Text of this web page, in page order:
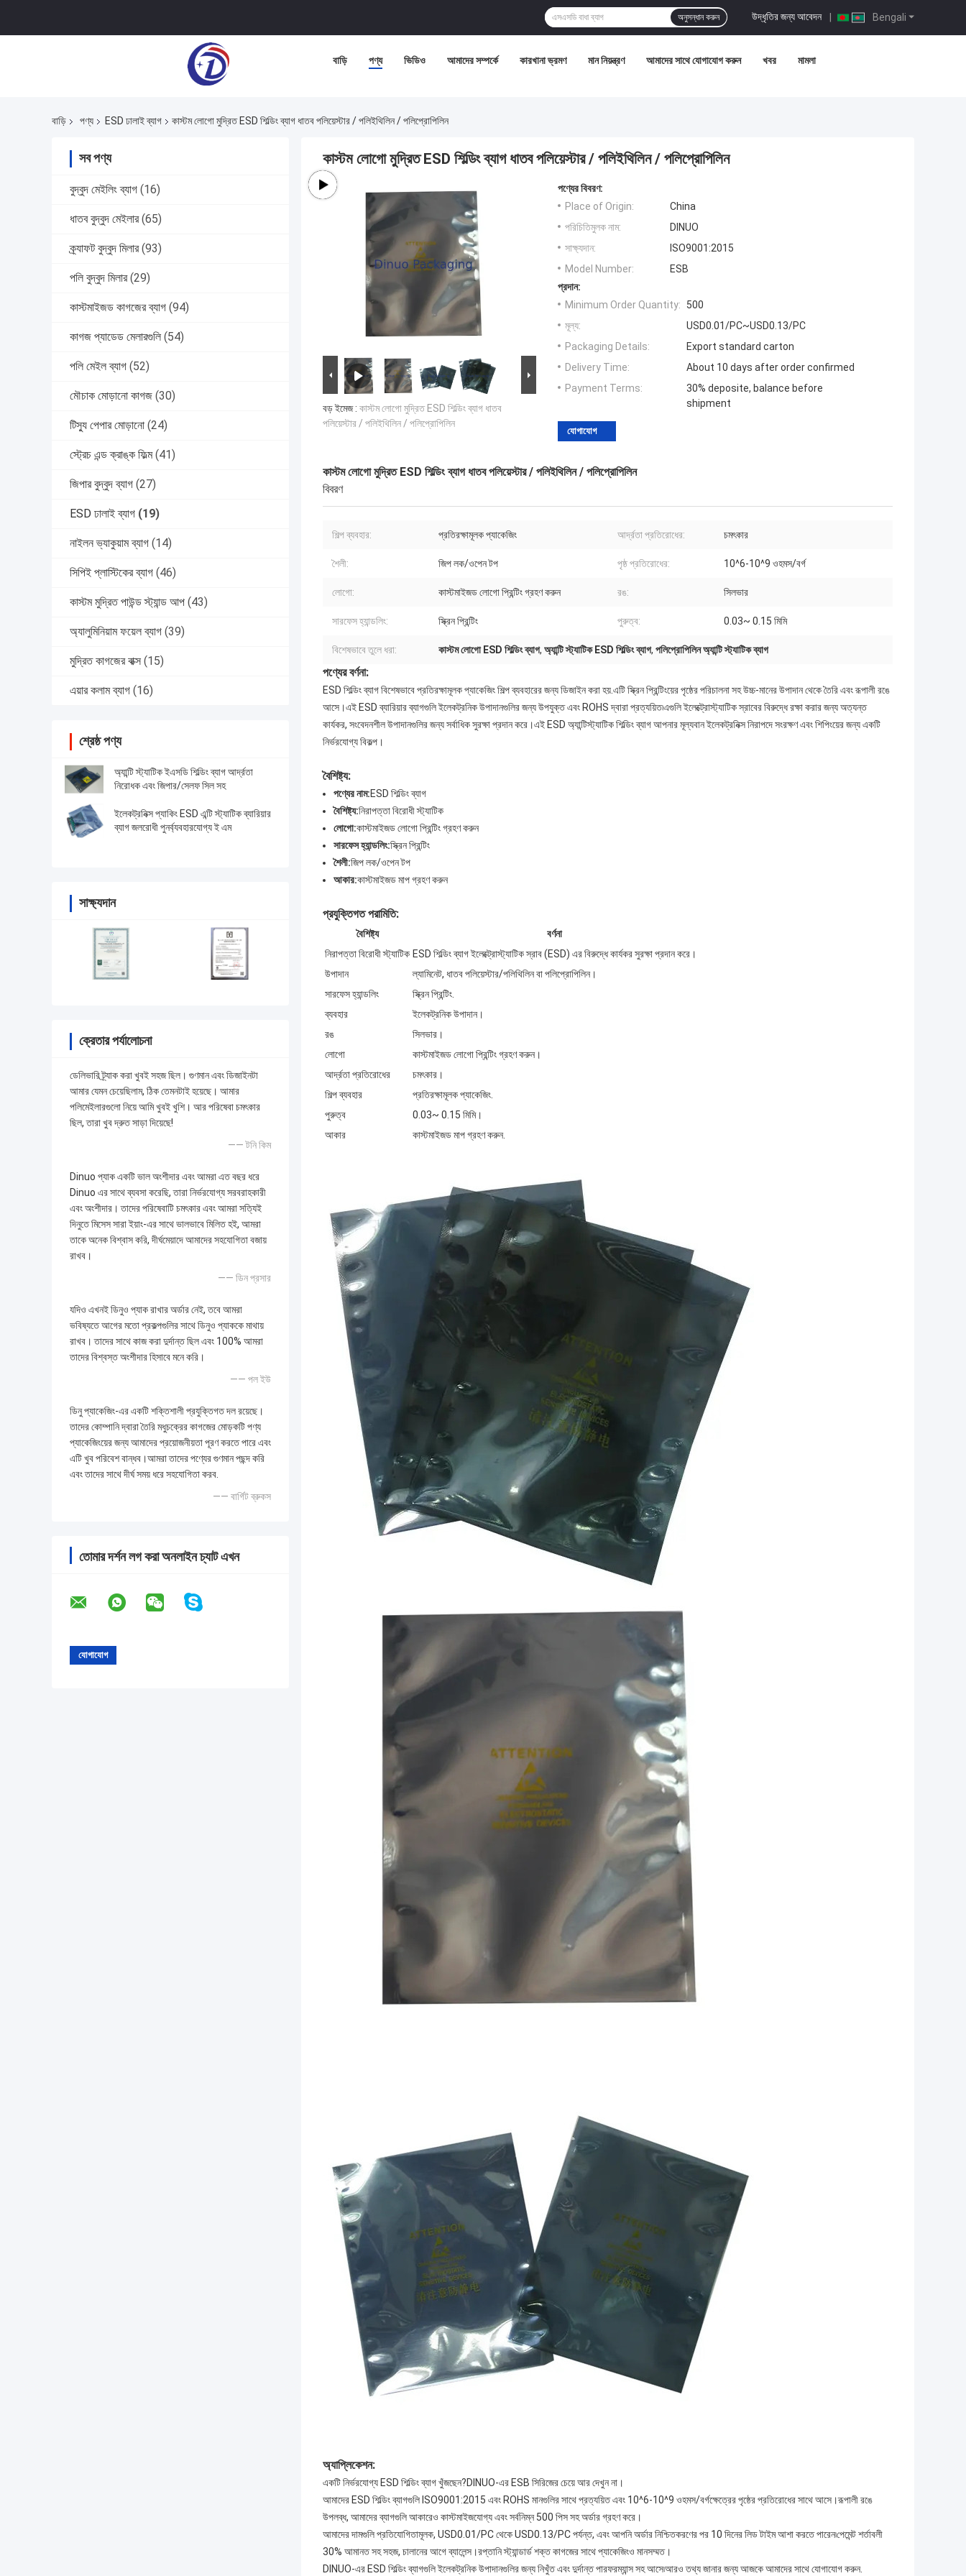
Bengali
উদ্ধৃতির জন্য আবেদন |
অনুসন্ধান করুন
বাড়ি পণ্য ভিডিও আমাদের সম্পর্কে কারখানা ভ্রমণ মান নিয়ন্ত্রণ আমাদের সাথে যোগাযোগ করুন খবর মামলা
বাড়ি পণ্য ESD ঢালাই ব্যাগ কাস্টম লোগো মুদ্রিত ESD শিল্ডিং ব্যাগ ধাতব পলিয়েস্টার / পলিইথিলিন / পলিপ্রোপিলিন
সব পণ্য
বুদ্বুদ মেইলিং ব্যাগ (16)
ধাতব বুদ্বুদ মেইলার (65)
ক্র্যাফট বুদ্বুদ মিলার (93)
পলি বুদ্বুদ মিলার (29)
কাস্টমাইজড কাগজের ব্যাগ (94)
কাগজ প্যাডেড মেলারগুলি (54)
পলি মেইল ​​ব্যাগ (52)
মৌচাক মোড়ানো কাগজ (30)
টিস্যু পেপার মোড়ানো (24)
স্ট্রেচ এন্ড ক্রাঙ্ক ফিল্ম (41)
জিপার বুদ্বুদ ব্যাগ (27)
ESD ঢালাই ব্যাগ (19)
নাইলন ভ্যাকুয়াম ব্যাগ (14)
সিপিই প্লাস্টিকের ব্যাগ (46)
কাস্টম মুদ্রিত পাউন্ড স্ট্যান্ড আপ (43)
অ্যালুমিনিয়াম ফয়েল ব্যাগ (39)
মুদ্রিত কাগজের বাক্স (15)
এয়ার কলাম ব্যাগ (16)
শ্রেষ্ঠ পণ্য
অ্যান্টি স্ট্যাটিক ইএসডি শিল্ডিং ব্যাগ আর্দ্রতা
নিরোধক এবং জিপার/সেলফ সিল সহ
ইলেকট্রনিক্স প্যাকিং ESD এন্টি স্ট্যাটিক ব্যারিয়ার
ব্যাগ জলরোধী পুনর্ব্যবহারযোগ্য ই এম
সাক্ষ্যদান
ক্রেতার পর্যালোচনা
ডেলিভারি ট্র্যাক করা খুবই সহজ ছিল। গুণমান এবং ডিজাইনটা
আমার যেমন চেয়েছিলাম, ঠিক তেমনটাই হয়েছে। আমার
পলিমেইলারগুলো নিয়ে আমি খুবই খুশি। আর পরিষেবা চমৎকার
ছিল, তারা খুব দ্রুত সাড়া দিয়েছে!
—— টনি কিম
Dinuo প্যাক একটি ভাল অংশীদার এবং আমরা এত বছর ধরে
Dinuo এর সাথে ব্যবসা করেছি, তারা নির্ভরযোগ্য সরবরাহকারী
এবং অংশীদার। তাদের পরিষেবাটি চমৎকার এবং আমরা সত্যিই
দিনুতে মিসেস সারা ইয়াং-এর সাথে ভালভাবে মিলিত হই, আমরা
তাকে অনেক বিশ্বাস করি, দীর্ঘমেয়াদে আমাদের সহযোগিতা বজায়
রাখব।
—— ডিন প্রসার
যদিও এখনই ডিনুও প্যাক রাখার অর্ডার নেই, তবে আমরা
ভবিষ্যতে আগের মতো প্রকল্পগুলির সাথে ডিনুও প্যাককে মাথায়
রাখব। তাদের সাথে কাজ করা দুর্দান্ত ছিল এবং 100% আমরা
তাদের বিশ্বস্ত অংশীদার হিসাবে মনে করি।
—— পল ইউ
ডিনু প্যাকেজিং-এর একটি শক্তিশালী প্রযুক্তিগত দল রয়েছে।
তাদের কোম্পানি দ্বারা তৈরি মধুচক্রের কাগজের মোড়কটি পণ্য
প্যাকেজিংয়ের জন্য আমাদের প্রয়োজনীয়তা পূরণ করতে পারে এবং
এটি খুব পরিবেশ বান্ধব।আমরা তাদের পণ্যের গুণমান পছন্দ করি
এবং তাদের সাথে দীর্ঘ সময় ধরে সহযোগিতা করব.
—— বার্গিট ব্রুকস
তোমার দর্শন লগ করা অনলাইন চ্যাট এখন
কাস্টম লোগো মুদ্রিত ESD শিল্ডিং ব্যাগ ধাতব পলিয়েস্টার / পলিইথিলিন / পলিপ্রোপিলিন
বড় ইমেজ : কাস্টম লোগো মুদ্রিত ESD শিল্ডিং ব্যাগ ধাতব
পলিয়েস্টার / পলিইথিলিন / পলিপ্রোপিলিন
পণ্যের বিবরণ:
Place of Origin:
China
পরিচিতিমুলক নাম:
DINUO
সাক্ষ্যদান:
ISO9001:2015
Model Number:
ESB
প্রদান:
Minimum Order Quantity:
500
মূল্য:
USD0.01/PC~USD0.13/PC
Packaging Details:
Export standard carton
Delivery Time:
About 10 days after order confirmed
Payment Terms:
30% deposite, balance before
shipment
যোগাযোগ
কাস্টম লোগো মুদ্রিত ESD শিল্ডিং ব্যাগ ধাতব পলিয়েস্টার / পলিইথিলিন / পলিপ্রোপিলিন
বিবরণ
শিল্প ব্যবহার: প্রতিরক্ষামূলক প্যাকেজিং আর্দ্রতা প্রতিরোধের: চমৎকার
শৈলী: জিপ লক/ওপেন টপ পৃষ্ঠ প্রতিরোধের: 10^6-10^9 ওহমস/বর্গ
লোগো: কাস্টমাইজড লোগো প্রিন্টিং গ্রহণ করুন রঙ: সিলভার
সারফেস হ্যান্ডলিং: স্ক্রিন প্রিন্টিং পুরুত্ব: 0.03~ 0.15 মিমি
বিশেষভাবে তুলে ধরা: কাস্টম লোগো ESD শিল্ডিং ব্যাগ, অ্যান্টি স্ট্যাটিক ESD শিল্ডিং ব্যাগ, পলিপ্রোপিলিন অ্যান্টি স্ট্যাটিক ব্যাগ
পণ্যের বর্ণনা:
ESD শিল্ডিং ব্যাগ বিশেষভাবে প্রতিরক্ষামূলক প্যাকেজিং শিল্প ব্যবহারের জন্য ডিজাইন করা হয়.এটি স্ক্রিন প্রিন্টিংয়ের পৃষ্ঠের পরিচালনা সহ উচ্চ-মানের উপাদান থেকে তৈরি এবং রূপালী রঙে
আসে।এই ESD ব্যারিয়ার ব্যাগগুলি ইলেকট্রনিক উপাদানগুলির জন্য উপযুক্ত এবং ROHS দ্বারা প্রত্যয়িত৷এগুলি ইলেক্ট্রোস্ট্যাটিক স্রাবের বিরুদ্ধে রক্ষা করার জন্য অত্যন্ত
কার্যকর, সংবেদনশীল উপাদানগুলির জন্য সর্বাধিক সুরক্ষা প্রদান করে।এই ESD অ্যান্টিস্ট্যাটিক শিল্ডিং ব্যাগ আপনার মূল্যবান ইলেকট্রনিক্স নিরাপদে সংরক্ষণ এবং শিপিংয়ের জন্য একটি
নির্ভরযোগ্য বিকল্প।
বৈশিষ্ট্য:
পণ্যের নাম:ESD শিল্ডিং ব্যাগ
বৈশিষ্ট্য:নিরাপত্তা বিরোধী স্ট্যাটিক
লোগো:কাস্টমাইজড লোগো প্রিন্টিং গ্রহণ করুন
সারফেস হ্যান্ডলিং:স্ক্রিন প্রিন্টিং
শৈলী:জিপ লক/ওপেন টপ
আকার:কাস্টমাইজড মাপ গ্রহণ করুন
প্রযুক্তিগত পরামিতি:
বৈশিষ্ট্য
বর্ণনা
নিরাপত্তা বিরোধী স্ট্যাটিক ESD শিল্ডিং ব্যাগ ইলেক্ট্রোস্ট্যাটিক স্রাব (ESD) এর বিরুদ্ধে কার্যকর সুরক্ষা প্রদান করে।
উপাদান
ল্যামিনেট, ধাতব পলিয়েস্টার/পলিথিলিন বা পলিপ্রোপিলিন।
সারফেস হ্যান্ডলিং
স্ক্রিন প্রিন্টিং.
ব্যবহার
ইলেকট্রনিক উপাদান।
রঙ
সিলভার।
লোগো
কাস্টমাইজড লোগো প্রিন্টিং গ্রহণ করুন।
আর্দ্রতা প্রতিরোধের
চমৎকার।
শিল্প ব্যবহার
প্রতিরক্ষামূলক প্যাকেজিং.
পুরুত্ব
0.03~ 0.15 মিমি।
আকার
কাস্টমাইজড মাপ গ্রহণ করুন.
অ্যাপ্লিকেশন:
একটি নির্ভরযোগ্য ESD শিল্ডিং ব্যাগ খুঁজছেন?DINUO-এর ESB সিরিজের চেয়ে আর দেখুন না।
আমাদের ESD শিল্ডিং ব্যাগগুলি ISO9001:2015 এবং ROHS মানগুলির সাথে প্রত্যয়িত এবং 10^6-10^9 ওহমস/বর্গক্ষেত্রের পৃষ্ঠের প্রতিরোধের সাথে আসে।রূপালী রঙে
উপলব্ধ, আমাদের ব্যাগগুলি আকারেও কাস্টমাইজযোগ্য এবং সর্বনিম্ন 500 পিস সহ অর্ডার গ্রহণ করে।
আমাদের দামগুলি প্রতিযোগিতামূলক, USD0.01/PC থেকে USD0.13/PC পর্যন্ত, এবং আপনি অর্ডার নিশ্চিতকরণের পর 10 দিনের লিড টাইম আশা করতে পারেন৷পেমেন্ট শর্তাবলী
30% আমানত সহ সহজ, চালানের আগে ব্যালেন্স।রপ্তানি স্ট্যান্ডার্ড শক্ত কাগজের সাথে প্যাকেজিংও মানসম্মত।
DINUO-এর ESD শিল্ডিং ব্যাগগুলি ইলেকট্রনিক উপাদানগুলির জন্য নিখুঁত এবং দুর্দান্ত পারফরম্যান্স সহ আসে৷আরও তথ্য জানার জন্য আজকে আমাদের সাথে যোগাযোগ করুন.